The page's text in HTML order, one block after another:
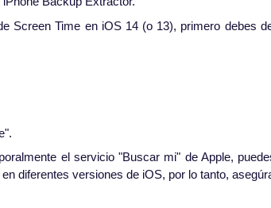
Screen Time en iOS 14 (o 13), primero debes
el servicio "Buscar mi" de Apple,
diferentes versiones de iOS, por lo tanto,